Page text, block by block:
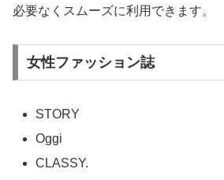
必要なくスムーズに利用できます。
女性ファッション誌
STORY
Oggi
CLASSY.